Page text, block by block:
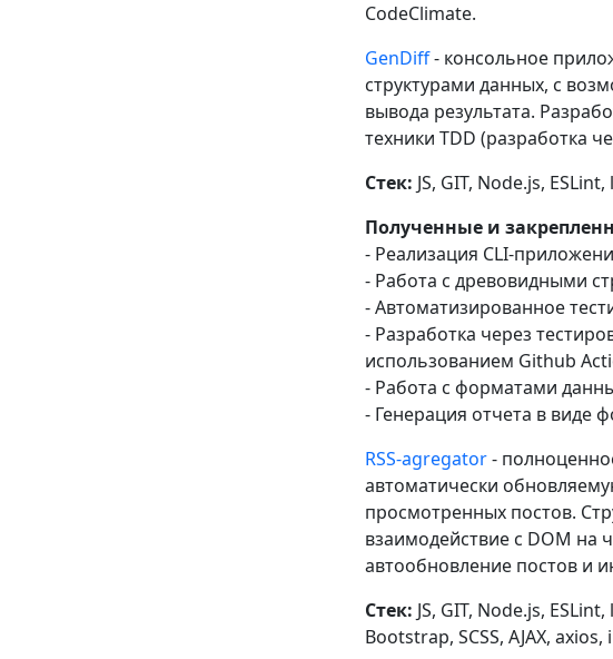
CodeClimate.
GenDiff- консольное
структурами данных, с
вывода результата.
техники TDD (разработка
Стек: JS, GIT, Node.js,
Полученные и
- Реализация CLI-
- Работа с древовидными
- Автоматизированное
- Разработка через
использованием Github
- Работа с форматами
- Генерация отчета в виде
RSS-agregator-
автоматически
просмотренных постов.
взаимодействие с DOM на
автообновление постов и
Стек: JS, GIT, Node.js,
Bootstrap, SCSS, AJAX,